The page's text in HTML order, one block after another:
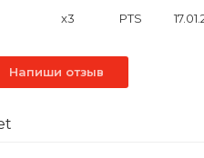
x3 PTS
Напиши отзыв